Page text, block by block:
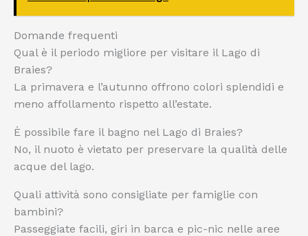
Domande frequenti
Qual è il periodo migliore per visitare il Lago di
Braies?
La primavera e l’autunno offrono colori splendidi e
meno affollamento rispetto all’estate.
È possibile fare il bagno nel Lago di Braies?
No, il nuoto è vietato per preservare la qualità delle
acque del lago.
Quali attività sono consigliate per famiglie con
bambini?
Passeggiate facili, giri in barca e pic-nic nelle aree